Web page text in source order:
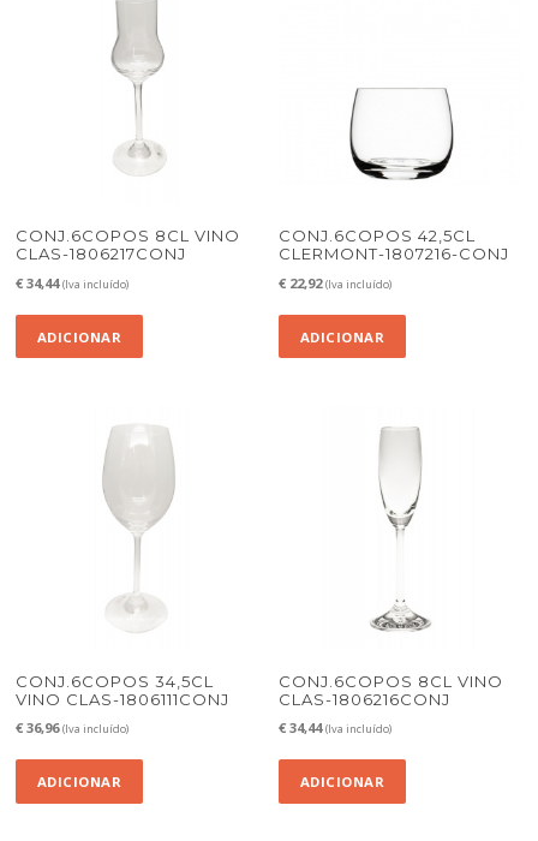
CONJ.6COPOS 8CL VINO
CLAS-1806217CONJ
€ 34,44 (Iva incluído)
ADICIONAR
CONJ.6COPOS 42,5CL
CLERMONT-1807216-CONJ
€ 22,92 (Iva incluído)
ADICIONAR
CONJ.6COPOS 34,5CL
VINO CLAS-1806111CONJ
€ 36,96 (Iva incluído)
ADICIONAR
CONJ.6COPOS 8CL VINO
CLAS-1806216CONJ
€ 34,44 (Iva incluído)
ADICIONAR